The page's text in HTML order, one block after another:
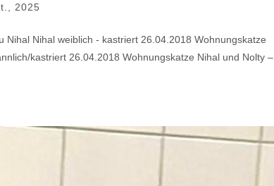
2025
Nihal weiblich - kastriert 26.04.2018 Wohnungskatze
kastriert 26.04.2018 Wohnungskatze Nihal und Nolty –